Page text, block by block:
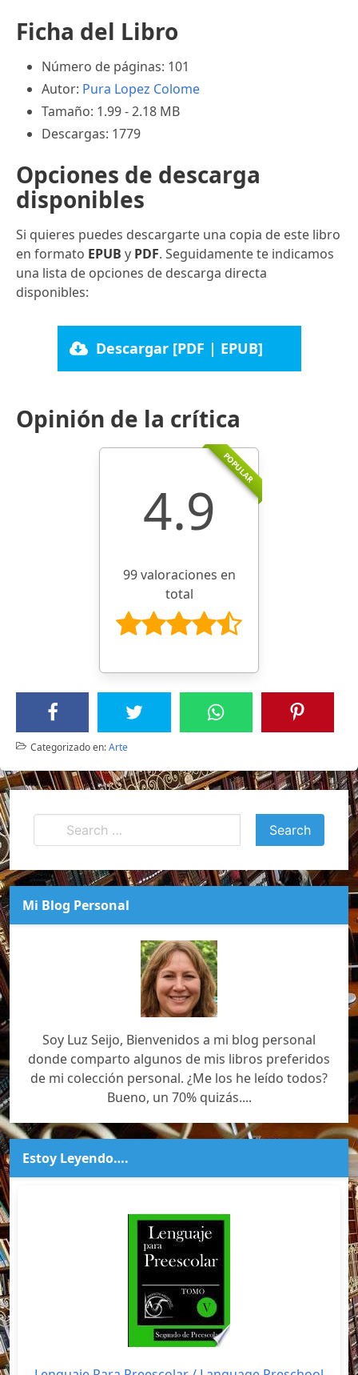
Ficha del Libro
Número de páginas: 101
Autor: Pura Lopez Colome
Tamaño: 1.99 - 2.18 MB
Descargas: 1779
Opciones de descarga
disponibles
Si quieres puedes descargarte una copia de este libro
en formato EPUB y PDF. Seguidamente te indicamos
una lista de opciones de descarga directa
disponibles:
Descargar [PDF | EPUB]
Opinión de la crítica
POPULAR
4.9
99 valoraciones en
total
Categorizado en:Arte
Mi Blog Personal
Soy Luz Seijo, Bienvenidos a mi blog personal
donde comparto algunos de mis libros preferidos
de mi colección personal. ¿Me los he leído todos?
Bueno, un 70% quizás....
Estoy Leyendo….